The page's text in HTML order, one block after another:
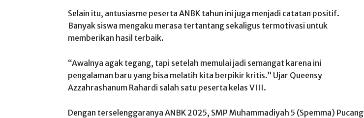
Selain itu, antusiasme peserta ANBK tahun ini juga menjadi catatan positif.
Banyak siswa mengaku merasa tertantang sekaligus termotivasi untuk
memberikan hasil terbaik.
“Awalnya agak tegang, tapi setelah memulai jadi semangat karena ini
pengalaman baru yang bisa melatih kita berpikir kritis.” Ujar Queensy
Azzahrashanum Rahardi salah satu peserta kelas VIII.
Dengan terselenggaranya ANBK 2025, SMP Muhammadiyah 5 (Spemma) Pucang